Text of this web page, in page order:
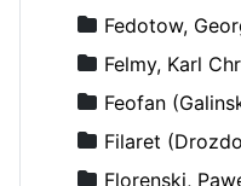
Fedotow,
Felmy, Karl
Feofan
Filaret
Florenski,